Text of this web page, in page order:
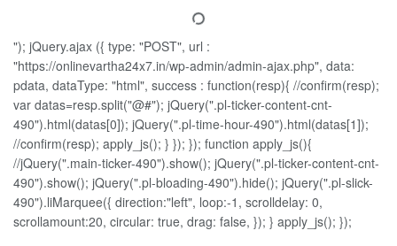
"); jQuery.ajax ({ type: "POST", url :
"https://onlinevartha24x7.in/wp-admin/admin-ajax.php", data:
pdata, dataType: "html", success : function(resp){ //confirm(resp);
var datas=resp.split("@#"); jQuery(".pl-ticker-content-cnt-
490").html(datas[0]); jQuery(".pl-time-hour-490").html(datas[1]);
//confirm(resp); apply_js(); } }); }); function apply_js(){
//jQuery(".main-ticker-490").show(); jQuery(".pl-ticker-content-cnt-
490").show(); jQuery(".pl-bloading-490").hide(); jQuery(".pl-slick-
490").liMarquee({ direction:"left", loop:-1, scrolldelay: 0,
scrollamount:20, circular: true, drag: false, }); } apply_js(); });